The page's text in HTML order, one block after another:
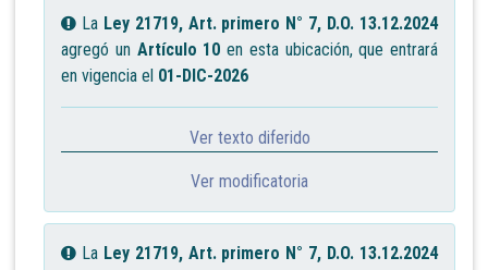
La Ley 21719, Art. primero N° 7, D.O. 13.12.2024
agregó un Artículo 10 en esta ubicación, que entrará
en vigencia el 01-DIC-2026
Ver texto diferido
Ver modificatoria
La Ley 21719, Art. primero N° 7, D.O. 13.12.2024